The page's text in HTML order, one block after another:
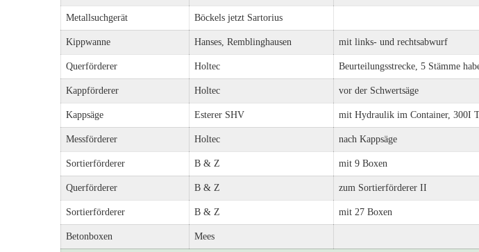
Metallsuchgerät Böckels jetzt Sartorius
Kippwanne Hanses, Remblinghausen mit links- und rechtsabwurf
Querförderer Holtec Beurteilungsstrecke, 5 Stämme
Kappförderer Holtec vor der Schwertsäge
Kappsäge Esterer SHV mit Hydraulik im Container, 300I
Messförderer Holtec nach Kappsäge
Sortierförderer B & Z mit 9 Boxen
Querförderer B & Z zum Sortierförderer II
Sortierförderer B & Z mit 27 Boxen
Betonboxen Mees